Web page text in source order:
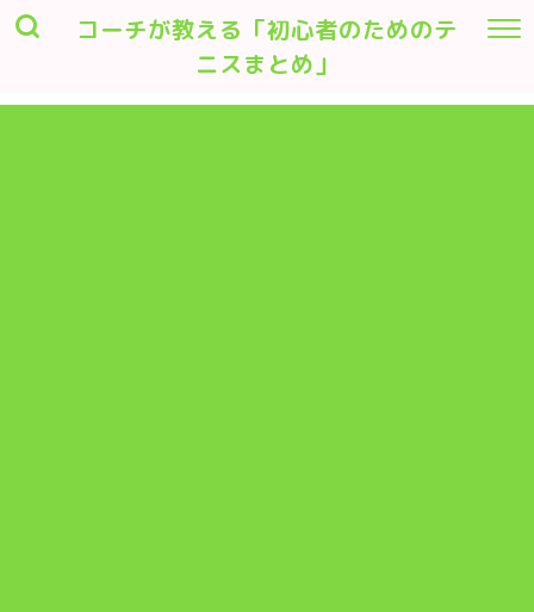
コーチが教える「初心者のためのテ
ニスまとめ」